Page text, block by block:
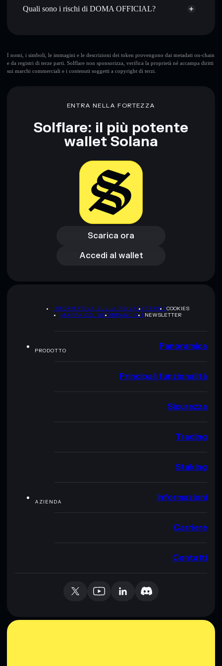
Quali sono i rischi di DOMA OFFICIAL?
I nomi, i simboli, le immagini e le descrizioni dei token provengono dai metadati on-chain
e da registri di terze parti. Solflare non sponsorizza, verifica la proprietà né accampa diritti
sui marchi commerciali e i contenuti soggetti a copyright di terzi.
ENTRA NELLA FORTEZZA
Solflare: il più potente
wallet Solana
Scarica ora
Scarica ora
Accedi al wallet
Accedi al wallet
INFORMATIVA SULLA PRIVACYTERMSCOOKIES
MAPPA DEL SITOBRAND KITNEWSLETTER
PRODOTTO Panoramica
Principali funzionalità
Sicurezza
Trading
Staking
AZIENDA Informazioni
Carriere
Contatti